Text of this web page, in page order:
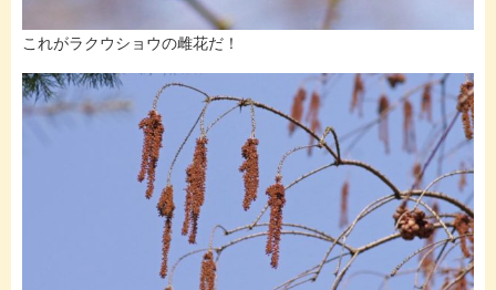
これがラクウショウの雌花だ！